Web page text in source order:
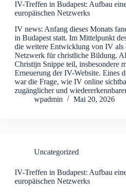
IV-Treffen in Budapest: Aufbau
europäischen Netzwerks
IV news: Anfang dieses Monats
in Budapest statt. Im Mittelpunkt
die weitere Entwicklung von IV als
Netzwerk für christliche Bildung.
Christijn Snippe teil, insbesondere
Erneuerung der IV-Website. Eines
war die Frage, wie IV online
zugänglicher und
wpadmin
Mai 20, 2026
Uncategorized
IV-Treffen in Budapest: Aufbau
europäischen Netzwerks